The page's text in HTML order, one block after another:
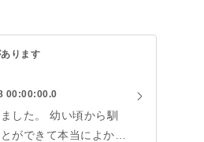
ります
00:00:00.0
した。 幼い頃から馴
ができて本当によかっ